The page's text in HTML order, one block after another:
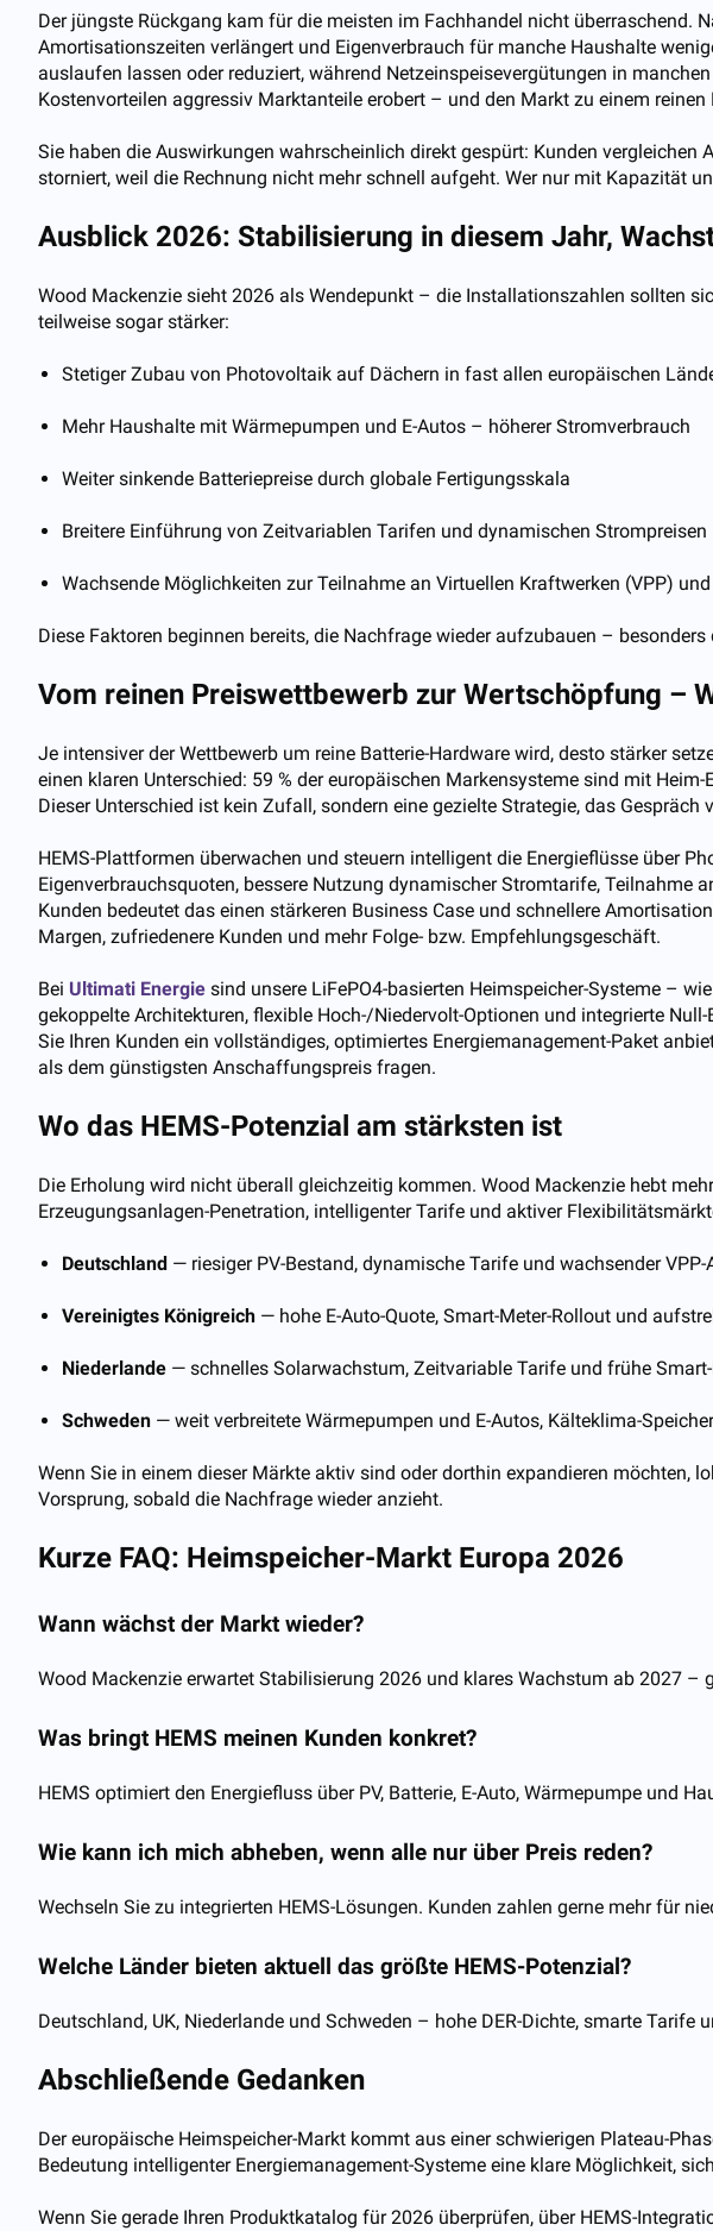
Der jüngste Rückgang kam für die meisten im Fachhandel nicht überraschend.
Amortisationszeiten verlängert und Eigenverbrauch für manche Haushalte
auslaufen lassen oder reduziert, während Netzeinspeisevergütungen in
Kostenvorteilen aggressiv Marktanteile erobert – und den Markt zu einem
Sie haben die Auswirkungen wahrscheinlich direkt gespürt: Kunden vergleichen
storniert, weil die Rechnung nicht mehr schnell aufgeht. Wer nur mit Kapazität
Ausblick 2026: Stabilisierung in diesem Jahr,
Wood Mackenzie sieht 2026 als Wendepunkt – die Installationszahlen sollten
teilweise sogar stärker:
Stetiger Zubau von Photovoltaik auf Dächern in fast allen europäischen
Mehr Haushalte mit Wärmepumpen und E-Autos – höherer Stromverbrauch
Weiter sinkende Batteriepreise durch globale Fertigungsskala
Breitere Einführung von Zeitvariablen Tarifen und dynamischen Strompreisen
Wachsende Möglichkeiten zur Teilnahme an Virtuellen Kraftwerken (VPP)
Diese Faktoren beginnen bereits, die Nachfrage wieder aufzubauen –
Vom reinen Preiswettbewerb zur Wertschöpfung –
Je intensiver der Wettbewerb um reine Batterie-Hardware wird, desto stärker
einen klaren Unterschied: 59 % der europäischen Markensysteme sind mit
Dieser Unterschied ist kein Zufall, sondern eine gezielte Strategie, das
HEMS-Plattformen überwachen und steuern intelligent die Energieflüsse über
Eigenverbrauchsquoten, bessere Nutzung dynamischer Stromtarife, Teilnahme
Kunden bedeutet das einen stärkeren Business Case und schnellere
Margen, zufriedenere Kunden und mehr Folge- bzw. Empfehlungsgeschäft.
Bei Ultimati Energie sind unsere LiFePO4-basierten Heimspeicher-Systeme –
gekoppelte Architekturen, flexible Hoch-/Niedervolt-Optionen und integrierte
Sie Ihren Kunden ein vollständiges, optimiertes Energiemanagement-Paket
als dem günstigsten Anschaffungspreis fragen.
Wo das HEMS-Potenzial am stärksten ist
Die Erholung wird nicht überall gleichzeitig kommen. Wood Mackenzie hebt
Erzeugungsanlagen-Penetration, intelligenter Tarife und aktiver
Deutschland — riesiger PV-Bestand, dynamische Tarife und wachsender VPP-
Vereinigtes Königreich — hohe E-Auto-Quote, Smart-Meter-Rollout und
Niederlande — schnelles Solarwachstum, Zeitvariable Tarife und frühe
Schweden — weit verbreitete Wärmepumpen und E-Autos, Kälteklima-
Wenn Sie in einem dieser Märkte aktiv sind oder dorthin expandieren möchten,
Vorsprung, sobald die Nachfrage wieder anzieht.
Kurze FAQ: Heimspeicher-Markt Europa 2026
Wann wächst der Markt wieder?
Wood Mackenzie erwartet Stabilisierung 2026 und klares Wachstum ab 2027 –
Was bringt HEMS meinen Kunden konkret?
HEMS optimiert den Energiefluss über PV, Batterie, E-Auto, Wärmepumpe und
Wie kann ich mich abheben, wenn alle nur über Preis reden?
Wechseln Sie zu integrierten HEMS-Lösungen. Kunden zahlen gerne mehr für
Welche Länder bieten aktuell das größte HEMS-Potenzial?
Deutschland, UK, Niederlande und Schweden – hohe DER-Dichte, smarte Tarife
Abschließende Gedanken
Der europäische Heimspeicher-Markt kommt aus einer schwierigen Plateau-
Bedeutung intelligenter Energiemanagement-Systeme eine klare Möglichkeit,
Wenn Sie gerade Ihren Produktkatalog für 2026 überprüfen, über HEMS-